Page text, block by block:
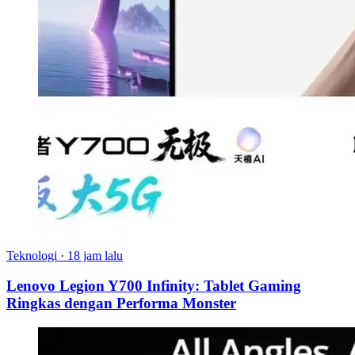
Teknologi · 18 jam lalu
Lenovo Legion Y700 Infinity: Tablet Gaming
Ringkas dengan Performa Monster